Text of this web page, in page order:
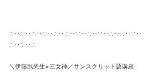
∴‥∵‥∴‥∵‥∴‥∴‥∵‥∴‥∵‥∴‥∴‥∵‥
∴‥∵‥∴
＼伊藤武先生×三女神／サンスクリット語講座